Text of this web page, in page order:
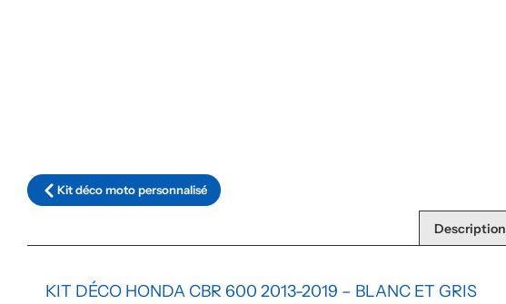
Kit déco moto personnalisé
Description
KIT DÉCO HONDA CBR 600 2013-2019 – BLANC ET GRIS